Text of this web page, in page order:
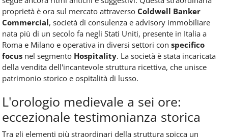
proprietà è ora sul mercato attraverso Coldwell Banker
Commercial, società di consulenza e advisory immobiliare
nata più di un secolo fa negli Stati Uniti, presente in Italia a
Roma e Milano e operativa in diversi settori con specifico
focus nel segmento Hospitality. La società è stata incaricata
della vendita dell'incantevole struttura ricettiva, che unisce
patrimonio storico e ospitalità di lusso.
L'orologio medievale a sei ore:
eccezionale testimonianza storica
Tra gli elementi più straordinari della struttura spicca un